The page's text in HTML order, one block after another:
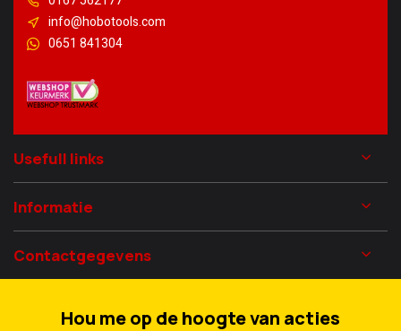
info@hobotools.com
0651 841304
Usefull links
Informatie
Contactgegevens
Hou me op de hoogte van acties